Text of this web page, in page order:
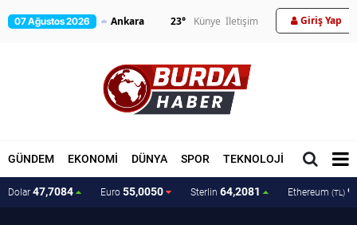
07 Ağustos 2026 23° Künye İletişim Giriş Yap
GÜNDEM EKONOMİ DÜNYA SPOR TEKNOLOJİ MAGAZİN
Dolar 47,7084 Euro 55,0050 Sterlin 64,2081 Ethereum (TL)